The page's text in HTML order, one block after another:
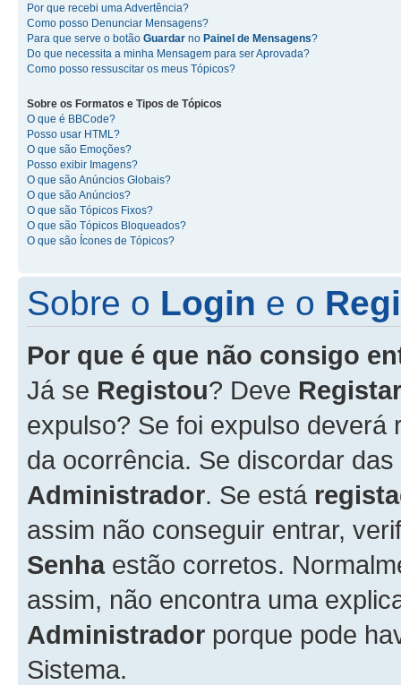
Por que recebi uma Advertência?
Como posso Denunciar Mensagens?
Para que serve o botão Guardar no Painel de Mensagens?
Do que necessita a minha Mensagem para ser Aprovada?
Como posso ressuscitar os meus Tópicos?
Sobre os Formatos e Tipos de Tópicos
O que é BBCode?
Posso usar HTML?
O que são Emoções?
Posso exibir Imagens?
O que são Anúncios Globais?
O que são Anúncios?
O que são Tópicos Fixos?
O que são Tópicos Bloqueados?
O que são Ícones de Tópicos?
Sobre o Login e o
Por que é que não consigo
Já se Registou? Deve
expulso? Se foi expulso
da ocorrência. Se discordar
Administrador. Se está
assim não conseguir entrar,
Senhaestão corretos.
assim, não encontra uma
Administrador porque pode
Sistema.